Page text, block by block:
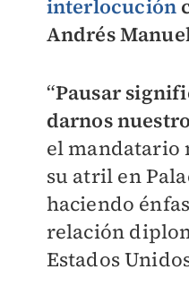
interlocución
Andrés
“Pausar
darnos
el mandatario
su atril en
haciendo
relación
Estados